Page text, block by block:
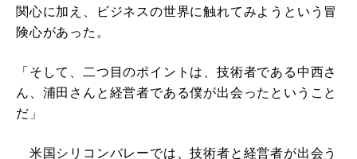
関心に加え、ビジネスの世界に触れてみようという冒
険心があった。
「そして、二つ目のポイントは、技術者である中西さ
ん、浦田さんと経営者である僕が出会ったということ
だ」
米国シリコンバレーでは、技術者と経営者が出会う